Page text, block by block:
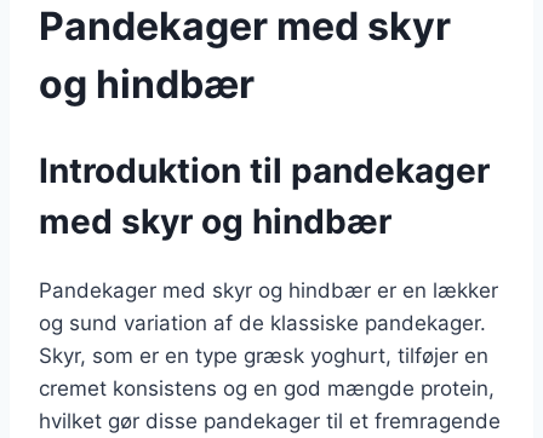
Pandekager med skyr
og hindbær
Introduktion til pandekager
med skyr og hindbær
Pandekager med skyr og hindbær er en lækker
og sund variation af de klassiske pandekager.
Skyr, som er en type græsk yoghurt, tilføjer en
cremet konsistens og en god mængde protein,
hvilket gør disse pandekager til et fremragende